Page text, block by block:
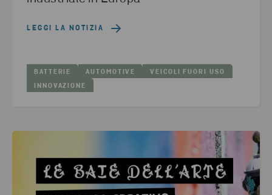
LEGGI LA NOTIZIA
BATTERIE AUTOMOTIVE VEICOLI FUORI USO
INNOVAZIONE